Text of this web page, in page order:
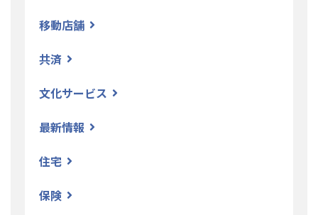
移動店舗
共済
文化サービス
最新情報
住宅
保険